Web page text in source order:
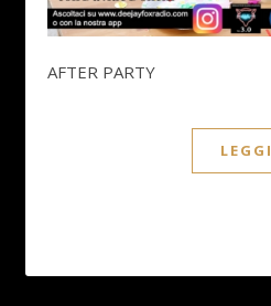
AFTER PARTY
LEGGI